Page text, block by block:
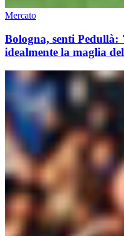
Mercato
Bologna, senti
idealmente la maglia